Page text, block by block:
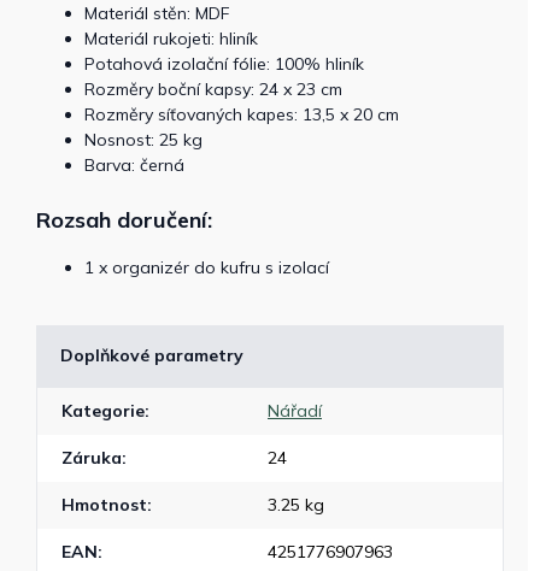
Materiál stěn: MDF
Materiál rukojeti: hliník
Potahová izolační fólie: 100% hliník
Rozměry boční kapsy: 24 x 23 cm
Rozměry síťovaných kapes: 13,5 x 20 cm
Nosnost: 25 kg
Barva: černá
Rozsah doručení:
1 x organizér do kufru s izolací
Doplňkové parametry
Kategorie: Nářadí
Záruka: 24
Hmotnost: 3.25 kg
EAN: 4251776907963